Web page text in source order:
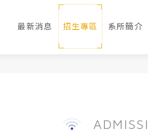
最新消息 招生專區 系所簡介